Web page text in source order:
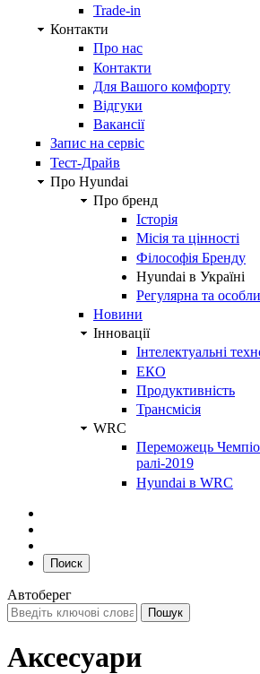
Trade-in
Контакти
Про нас
Контакти
Для Вашого комфорту
Відгуки
Вакансії
Запис на сервіс
Тест-Драйв
Про Hyundai
Про бренд
Історія
Місія та цінності
Філософія Бренду
Hyundai в Україні
Регулярна та
Новини
Інновації
Інтелектуальні
ЕКО
Продуктивність
Трансмісія
WRC
Переможець
ралі-2019
Hyundai в WRC
Поиск
Автоберег
Аксесуари